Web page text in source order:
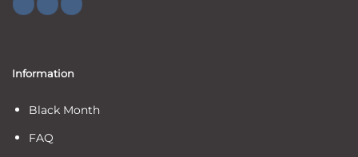
Information
Black Month
FAQ